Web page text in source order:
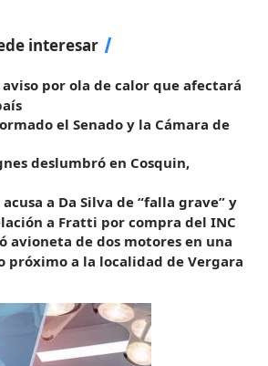
interesar
por ola de calor que afectará
el Senado y la Cámara de
deslumbró en Cosquin,
a Da Silva de “falla grave” y
a Fratti por compra del INC
avioneta de dos motores en una
próximo a la localidad de Vergara